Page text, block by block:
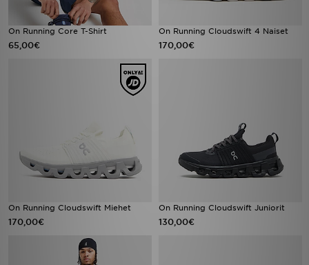
On Running Core T-Shirt
65,00€
On Running Cloudswift 4 Naiset
170,00€
On Running Cloudswift Miehet
170,00€
On Running Cloudswift Juniorit
130,00€